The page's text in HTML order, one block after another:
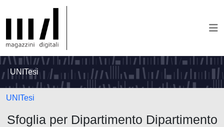
UNITesi
UNITesi
Sfoglia per Dipartimento Dipartimento